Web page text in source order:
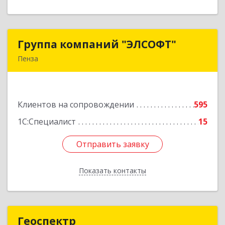
Группа компаний "ЭЛСОФТ"
Пенза
Клиентов на сопровождении
595
1С:Специалист
15
Отправить заявку
Показать контакты
Группа компаний "ЭЛСОФТ"
Подробнее
Отправить заявку
Назад
Геоспектр